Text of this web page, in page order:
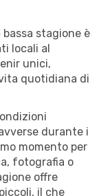
bassa stagione è
locali al
unici,
quotidiana di
durante i
momento per
fotografia o
offre
il che